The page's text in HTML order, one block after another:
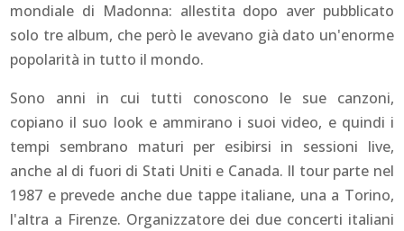
mondiale di Madonna: allestita dopo aver pubblicato
solo tre album, che però le avevano già dato un'enorme
popolarità in tutto il mondo.
Sono anni in cui tutti conoscono le sue canzoni,
copiano il suo look e ammirano i suoi video, e quindi i
tempi sembrano maturi per esibirsi in sessioni live,
anche al di fuori di Stati Uniti e Canada. Il tour parte nel
1987 e prevede anche due tappe italiane, una a Torino,
l'altra a Firenze. Organizzatore dei due concerti italiani